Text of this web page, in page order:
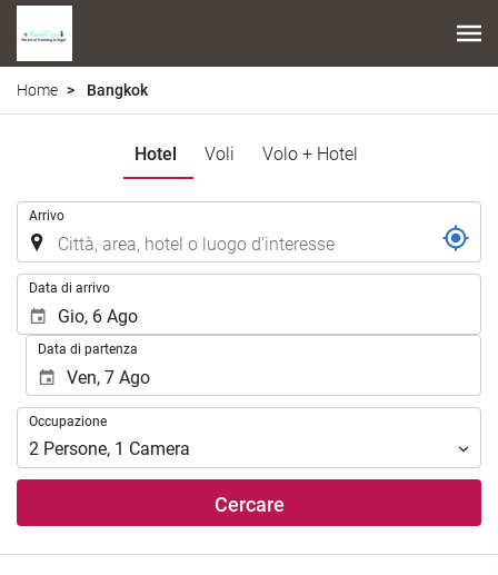
Home Bangkok
Hotel Voli Volo + Hotel
Arrivo
Data di arrivo
Data di partenza
Occupazione
Occupazione
2 Persone, 1 Camera
Cercare